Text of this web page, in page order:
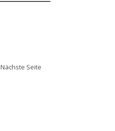
Nächste Seite